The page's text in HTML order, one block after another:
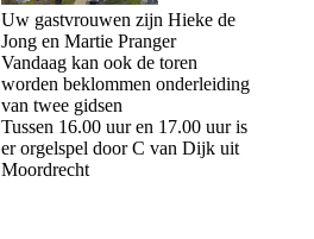
Uw gastvrouwen zijn Hieke de
Jong en Martie Pranger
Vandaag kan ook de toren
worden beklommen onderleiding
van twee gidsen
Tussen 16.00 uur en 17.00 uur is
er orgelspel door C van Dijk uit
Moordrecht